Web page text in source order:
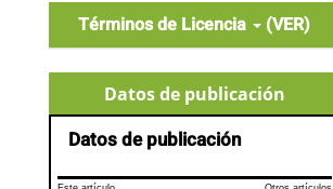
Términos de Licencia
(VER)
Datos de publicación
Datos de publicación